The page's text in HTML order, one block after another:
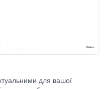
для вашої